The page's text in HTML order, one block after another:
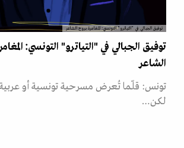
توفيق الجبالي في "التياترو" التونسي: المغامرة بروح الشاعر
توفيق الجبالي في "التياترو" التونسي:
الشاعر
تونس: قلّما تُعرض مسرحية تونسية أو عربية
لكن…